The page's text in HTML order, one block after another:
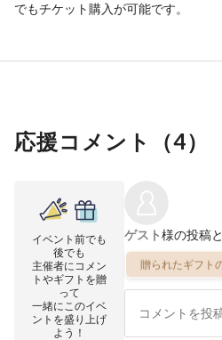
でもチケット購入が可能です。
応援コメント（4）
イベント前でも
後でも
主催者にコメン
トやギフトを贈
って
一緒にこのイベ
ントを盛り上げ
よう！
ゲスト様の投稿
贈られたギフト